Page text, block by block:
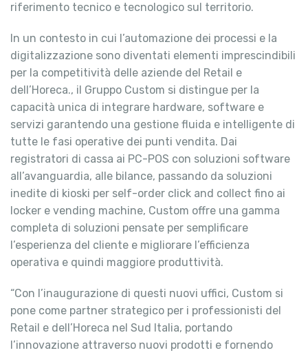
riferimento tecnico e tecnologico sul territorio.
In un contesto in cui l’automazione dei processi e la
digitalizzazione sono diventati elementi imprescindibili
per la competitività delle aziende del Retail e
dell’Horeca., il Gruppo Custom si distingue per la
capacità unica di integrare hardware, software e
servizi garantendo una gestione fluida e intelligente di
tutte le fasi operative dei punti vendita. Dai
registratori di cassa ai PC-POS con soluzioni software
all’avanguardia, alle bilance, passando da soluzioni
inedite di kioski per self-order click and collect fino ai
locker e vending machine, Custom offre una gamma
completa di soluzioni pensate per semplificare
l’esperienza del cliente e migliorare l’efficienza
operativa e quindi maggiore produttività.
“Con l’inaugurazione di questi nuovi uffici, Custom si
pone come partner strategico per i professionisti del
Retail e dell’Horeca nel Sud Italia, portando
l’innovazione attraverso nuovi prodotti e fornendo